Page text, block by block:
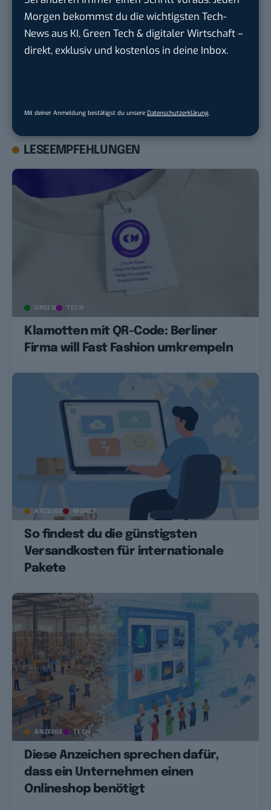
Morgen bekommst du die wichtigsten Tech-
News aus KI, Green Tech & digitaler Wirtschaft –
direkt, exklusiv und kostenlos in deine Inbox.
Mit deiner Anmeldung bestätigst du unsere Datenschutzerklärung
Robert Basic
LESEEMPFEHLUNGEN
GREEN TECH
Klamotten mit QR-Code: Berliner
Firma will Fast Fashion umkrempeln
ANZEIGE MONEY
So findest du die günstigsten
Versandkosten für internationale
Pakete
ANZEIGE TECH
Diese Anzeichen sprechen dafür,
dass ein Unternehmen einen
Onlineshop benötigt